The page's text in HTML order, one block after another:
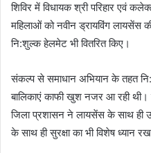
शिविर में विधायक श्री परिहार एवं
महिलाओं को नवीन ड्रायविंग लायसेंस
नि:शुल्‍क हेलमेट भी वितरित किए।
संकल्‍प से समाधान अभियान के तहत
बालिकाएं काफी खुश नजर आ रही थी।
जिला प्रशासन ने लायसेंस के साथ ही
के साथ ही सुरक्षा का भी विशेष ध्‍यान